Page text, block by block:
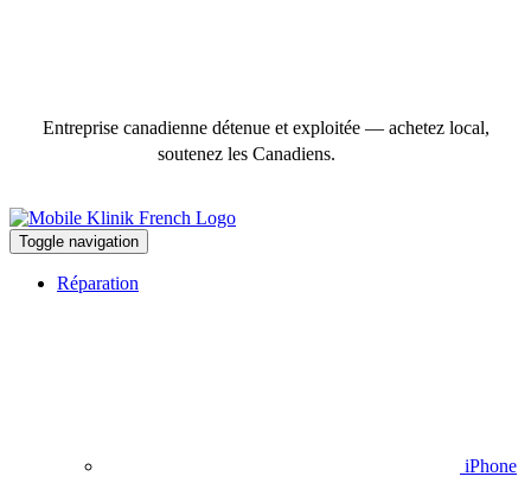
Entreprise canadienne détenue et exploitée — achetez local,
soutenez les Canadiens.
Toggle navigation
Réparation
iPhone